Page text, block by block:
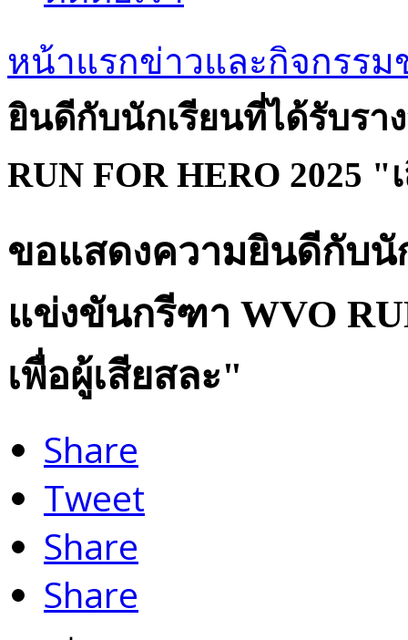
หน้าแรกข่าวและกิจกรรม
ยินดีกับนักเรียนที่ได้รับรา
RUN FOR HERO 2025 "
ขอแสดงความยินดีกับนั
แข่งขันกรีฑา WVO
เพื่อผู้เสียสละ"
Share
Tweet
Share
Share